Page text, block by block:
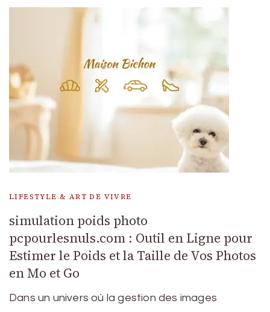
LIFESTYLE & ART DE VIVRE
simulation poids photo
pcpourlesnuls.com​ : Outil en Ligne pour
Estimer le Poids et la Taille de Vos Photos
en Mo et Go
Dans un univers où la gestion des images